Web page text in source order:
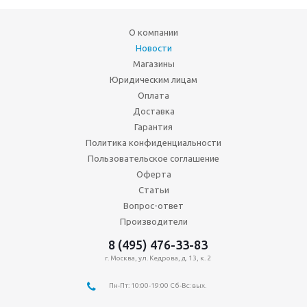
О компании
Новости
Магазины
Юридическим лицам
Оплата
Доставка
Гарантия
Политика конфиденциальности
Пользовательское соглашение
Оферта
Статьи
Вопрос-ответ
Производители
8 (495) 476-33-83
г. Москва, ул. Кедрова, д. 13, к. 2
Пн-Пт: 10:00-19:00 Сб-Вс: вых.